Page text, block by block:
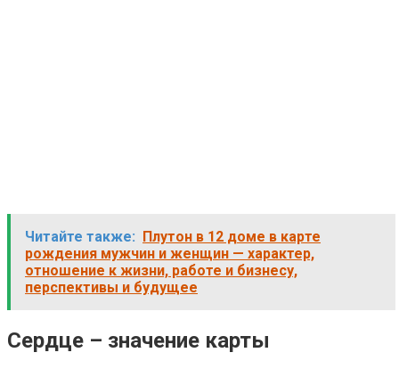
Читайте также: Плутон в 12 доме в карте
рождения мужчин и женщин — характер,
отношение к жизни, работе и бизнесу,
перспективы и будущее
Сердце – значение карты